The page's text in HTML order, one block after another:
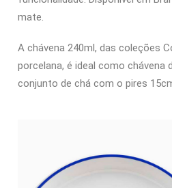
mate.
A chávena 240ml, das coleções
porcelana, é ideal como chávena
conjunto de chá com o pires